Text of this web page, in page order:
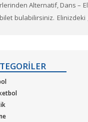
Alternatif, Dans –
bulabilirsiniz.